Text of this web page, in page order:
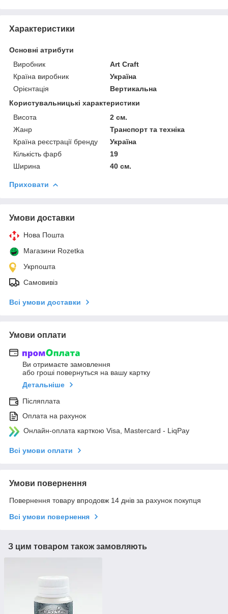
Характеристики
Основні атрибути
Виробник
Art Craft
Країна виробник
Україна
Орієнтація
Вертикальна
Користувальницькі характеристики
Висота
2 см.
Жанр
Транспорт та техніка
Країна реєстрації бренду
Україна
Кількість фарб
19
Ширина
40 см.
Приховати
Умови доставки
Нова Пошта
Магазини Rozetka
Укрпошта
Самовивіз
Всі умови доставки
Умови оплати
Ви отримаєте замовлення
або гроші повернуться на вашу картку
Детальніше
Післяплата
Оплата на рахунок
Онлайн-оплата карткою Visa, Mastercard - LiqPay
Всі умови оплати
Умови повернення
Повернення товару впродовж 14 днів за рахунок покупця
Всі умови повернення
З цим товаром також замовляють